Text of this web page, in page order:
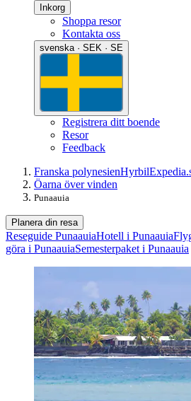
Inkorg
Shoppa resor
Kontakta oss
svenska · SEK · SE
Registrera ditt boende
Resor
Feedback
Franska polynesienHyrbil
Öarna över vinden
Punaauia
Planera din resa
Reseguide PunaauiaHotell i Punaauia
göra i PunaauiaSemesterpaket i Punaauia